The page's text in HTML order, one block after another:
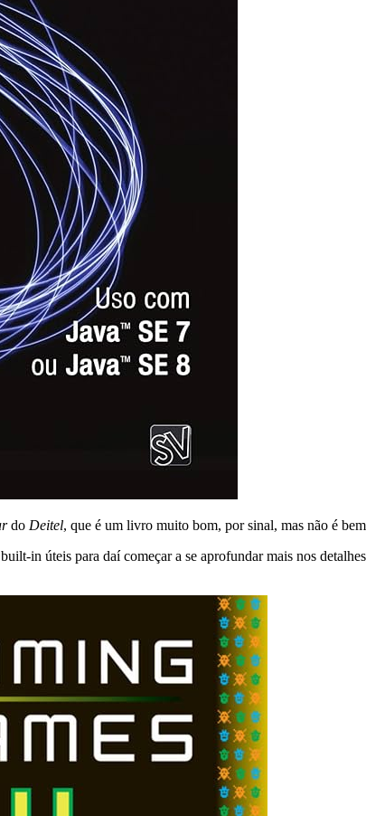
do Deitel, que é um livro muito bom, por sinal, mas não é
in úteis para daí começar a se aprofundar mais nos